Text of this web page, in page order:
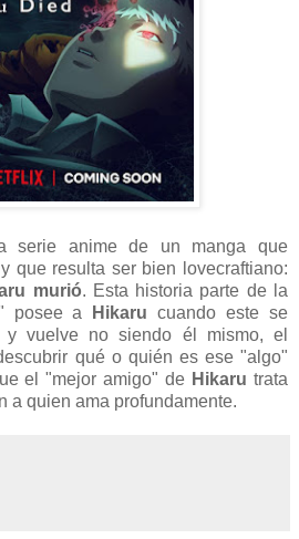
serie anime de un manga que
que resulta ser bien lovecraftiano:
murió. Esta historia parte de la
posee a
Hikaru cuando este se
vuelve no siendo él mismo, el
qué o quién es ese "algo"
el "mejor amigo" de Hikaru trata
a quien ama profundamente.